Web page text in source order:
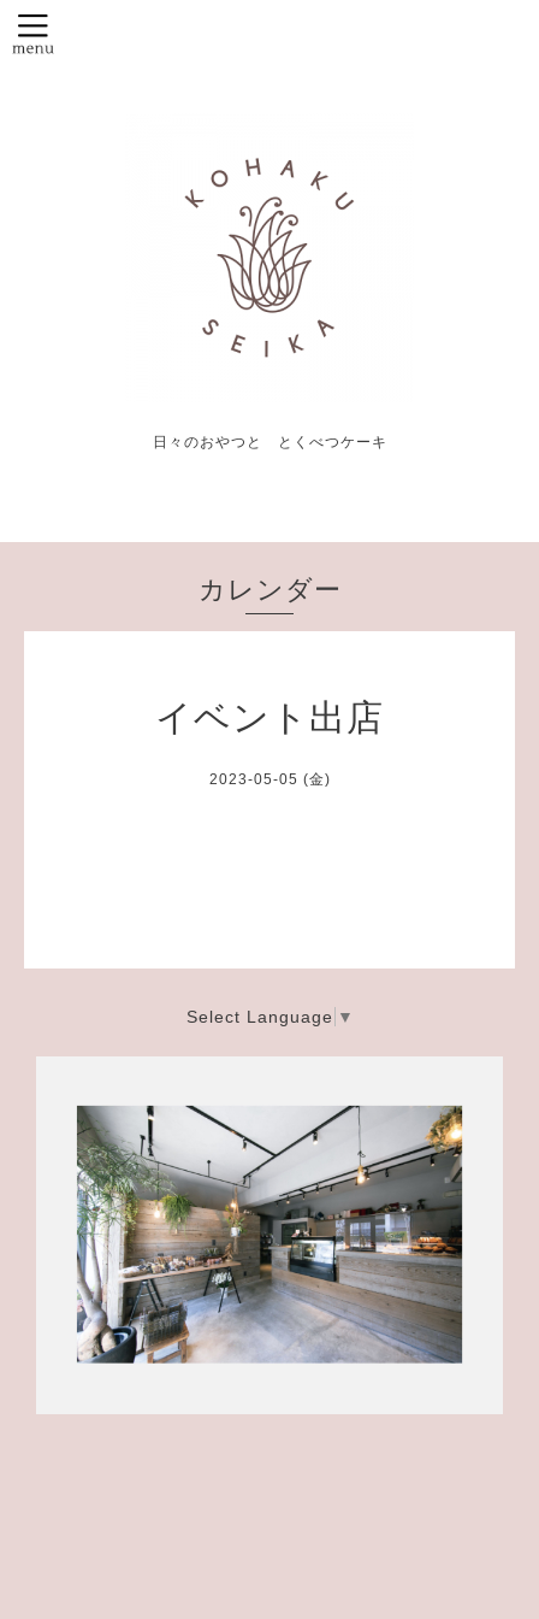
日々のおやつと とくべつケーキ
カレンダー
イベント出店
2023-05-05 (金)
Select Language ▼